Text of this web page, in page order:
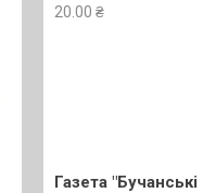
20.00 ₴
Газета